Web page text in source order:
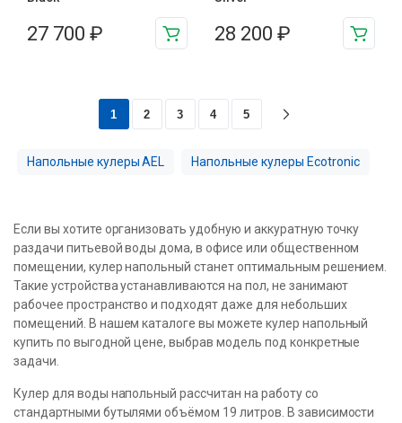
27 700 ₽ 28 200 ₽
1 2 3 4 5
Напольные кулеры AEL Напольные кулеры Ecotronic
Если вы хотите организовать удобную и аккуратную точку
раздачи питьевой воды дома, в офисе или общественном
помещении, кулер напольный станет оптимальным решением.
Такие устройства устанавливаются на пол, не занимают
рабочее пространство и подходят даже для небольших
помещений. В нашем каталоге вы можете кулер напольный
купить по выгодной цене, выбрав модель под конкретные
задачи.
Кулер для воды напольный рассчитан на работу со
стандартными бутылями объёмом 19 литров. В зависимости